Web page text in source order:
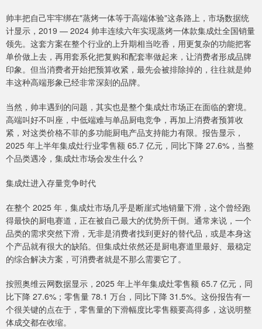
帅丰把自己牢牢绑在"蒸烤一体等于高端体验"这条路上，市场数据统
计显示，2019 — 2024 帅丰连续六年实现蒸烤一体款集成灶全国销量
领先。这套方案在整个行业的上升期相当吃香，用更复杂的功能把客
单价做上去，再用套系化把复购和配套率做起来，让消费者形成品牌
印象。但当消费者开始把预算收紧，最先会被排除掉的，往往就是帅
丰这种高端形象已经非常深刻的品牌。
当然，帅丰遇到的问题，其实也是整个集成灶市场正在面临的窘境。
高端叫好不叫座，中低端难与单品厨电竞争，再加上消费者预算收
紧，对这类价格不菲的多功能厨电产品支持能力有限。报告显示，
2025 年上半年集成灶行业零售额 65.7 亿元，同比下降 27.6%，当整
个品类遇冷，集成灶市场会发生什么？
集成灶进入存量竞争时代
在整个 2025 年，集成灶市场几乎是断崖式地销量下滑，这个曾经跑
得最快的厨电赛道，正在被自己最大的优势所干倒。通常来说，一个
品类的需求突然下滑，无非是消费者找到更好的替代品，或是本身这
个产品就有很大的缺陷。但集成灶依然还是厨电赛道里最好、最稳定
的综合解决方案，可消费者就是不那么需要它了。
按照奥维云网数据显示，2025 年上半年集成灶零售额 65.7 亿元，同
比下降 27.6%；零售量 78.1 万台，同比下降 31.5%。这份报告有一
个很关键的点在于，零售量的下滑幅度比零售额要高得多，这说明整
体成交都在收缩。